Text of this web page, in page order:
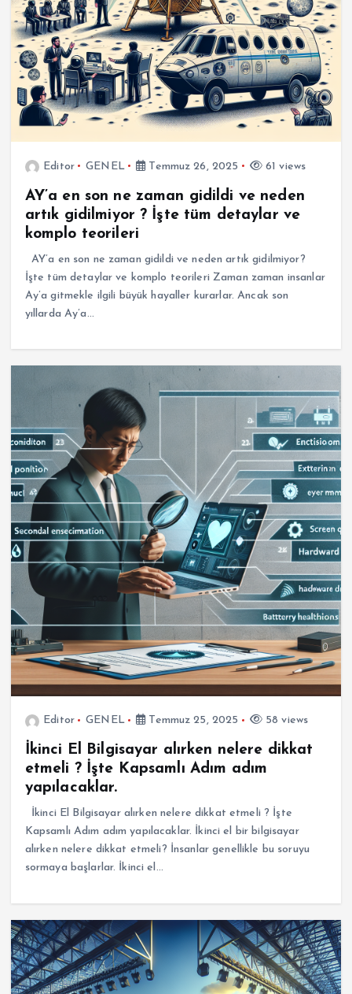
Editor GENEL Temmuz 26, 2025 61 views
AY’a en son ne zaman gidildi ve neden
artık gidilmiyor ? İşte tüm detaylar ve
komplo teorileri
AY’a en son ne zaman gidildi ve neden artık gidilmiyor?
İşte tüm detaylar ve komplo teorileri Zaman zaman insanlar
Ay’a gitmekle ilgili büyük hayaller kurarlar. Ancak son
yıllarda Ay’a…
Editor GENEL Temmuz 25, 2025 58 views
İkinci El Bilgisayar alırken nelere dikkat
etmeli ? İşte Kapsamlı Adım adım
yapılacaklar.
İkinci El Bilgisayar alırken nelere dikkat etmeli ? İşte
Kapsamlı Adım adım yapılacaklar. İkinci el bir bilgisayar
alırken nelere dikkat etmeli? İnsanlar genellikle bu soruyu
sormaya başlarlar. İkinci el…